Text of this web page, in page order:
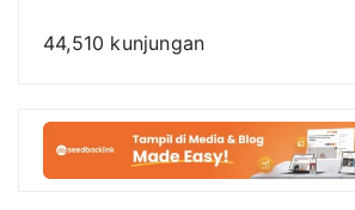
44,510 kunjungan